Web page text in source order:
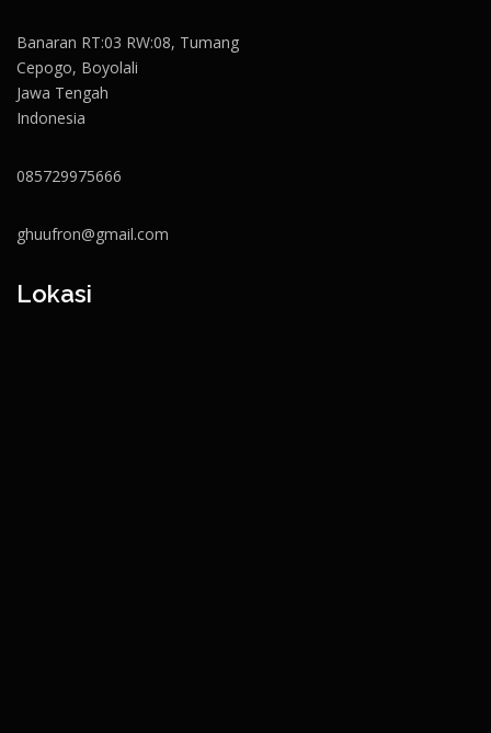
Banaran RT:03 RW:08, Tumang
Cepogo, Boyolali
Jawa Tengah
Indonesia
085729975666
ghuufron@gmail.com
Lokasi